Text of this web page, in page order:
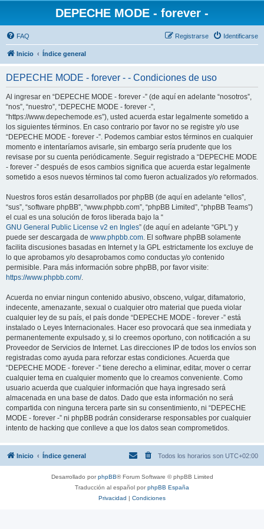
DEPECHE MODE - forever -
FAQ Identificarse
Registrarse
Inicio Índice general
DEPECHE MODE - forever - - Condiciones de uso
Al ingresar en “DEPECHE MODE - forever -” (de aquí en adelante “nosotros”,
“nos”, “nuestro”, “DEPECHE MODE - forever -”,
“https://www.depechemode.es”), usted acuerda estar legalmente sometido a
los siguientes términos. En caso contrario por favor no se registre y/o use
“DEPECHE MODE - forever -”. Podemos cambiar estos términos en cualquier
momento e intentaríamos avisarle, sin embargo sería prudente que los
revisase por su cuenta periódicamente. Seguir registrado a “DEPECHE MODE
- forever -” después de esos cambios significa que acuerda estar legalmente
sometido a esos nuevos términos tal como fueron actualizados y/o reformados.
Nuestros foros están desarrollados por phpBB (de aquí en adelante “ellos”,
“sus”, “software phpBB”, “www.phpbb.com”, “phpBB Limited”, “phpBB Teams”)
el cual es una solución de foros liberada bajo la “
GNU General Public License v2 en Ingles” (de aquí en adelante “GPL”) y
puede ser descargada de www.phpbb.com. El software phpBB solamente
facilita discusiones basadas en Internet y la GPL estrictamente los excluye de
lo que aprobamos y/o desaprobamos como conductas y/o contenido
permisible. Para más información sobre phpBB, por favor visite:
https://www.phpbb.com/.
Acuerda no enviar ningun contenido abusivo, obsceno, vulgar, difamatorio,
indecente, amenazante, sexual o cualquier otro material que pueda violar
cualquier ley de su país, el país donde “DEPECHE MODE - forever -” está
instalado o Leyes Internacionales. Hacer eso provocará que sea inmediata y
permanentemente expulsado y, si lo creemos oportuno, con notificación a su
Proveedor de Servicios de Internet. Las direcciones IP de todos los envíos son
registradas como ayuda para reforzar estas condiciones. Acuerda que
“DEPECHE MODE - forever -” tiene derecho a eliminar, editar, mover o cerrar
cualquier tema en cualquier momento que lo creamos conveniente. Como
usuario acuerda que cualquier información que haya ingresado será
almacenada en una base de datos. Dado que esta información no será
compartida con ninguna tercera parte sin su consentimiento, ni “DEPECHE
MODE - forever -” ni phpBB podrán considerarse responsables por cualquier
intento de hacking que conlleve a que los datos sean comprometidos.
Inicio Índice general Todos los horarios son UTC+02:00
Desarrollado porphpBB® Forum Software © phpBB Limited
Traducción al español porphpBB España
Privacidad | Condiciones